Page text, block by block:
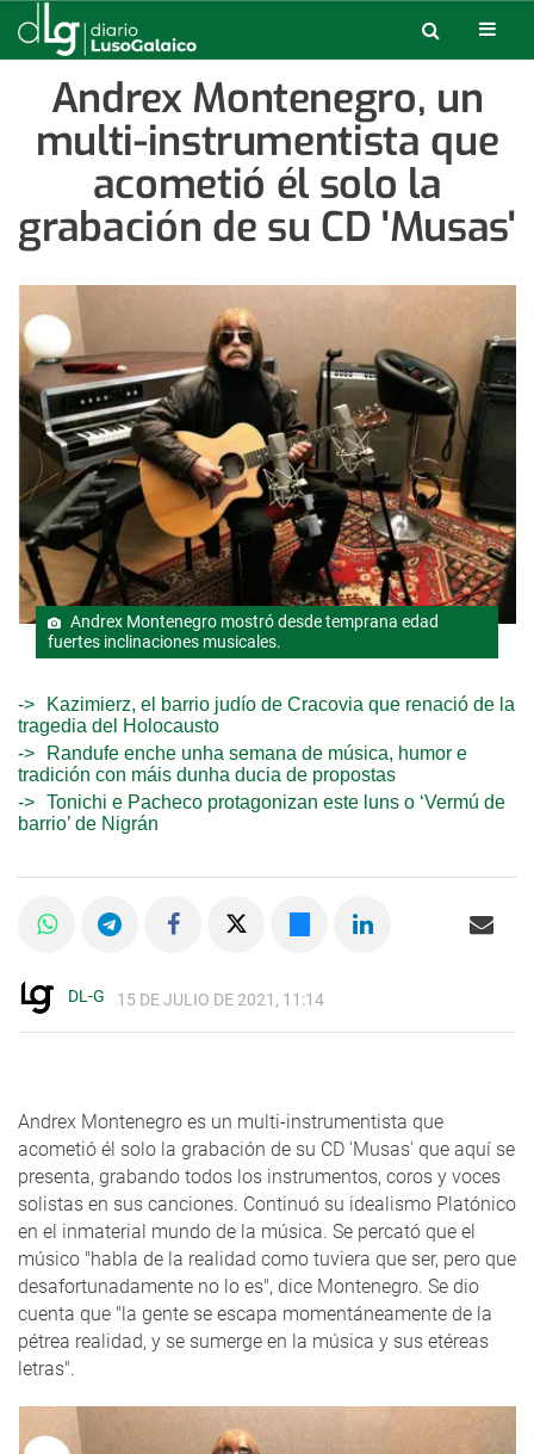
Andrex Montenegro, un
multi-instrumentista que
acometió él solo la
grabación de su CD 'Musas'
Andrex Montenegro mostró desde temprana edad
fuertes inclinaciones musicales.
Kazimierz, el barrio judío de Cracovia que renació de la
tragedia del Holocausto
Randufe enche unha semana de música, humor e
tradición con máis dunha ducia de propostas
Tonichi e Pacheco protagonizan este luns o ‘Vermú de
barrio’ de Nigrán
DL-G 15 DE JULIO DE 2021, 11:14
Andrex Montenegro es un multi-instrumentista que
acometió él solo la grabación de su CD 'Musas' que aquí se
presenta, grabando todos los instrumentos, coros y voces
solistas en sus canciones. Continuó su idealismo Platónico
en el inmaterial mundo de la música. Se percató que el
músico "habla de la realidad como tuviera que ser, pero que
desafortunadamente no lo es", dice Montenegro. Se dio
cuenta que "la gente se escapa momentáneamente de la
pétrea realidad, y se sumerge en la música y sus etéreas
letras".